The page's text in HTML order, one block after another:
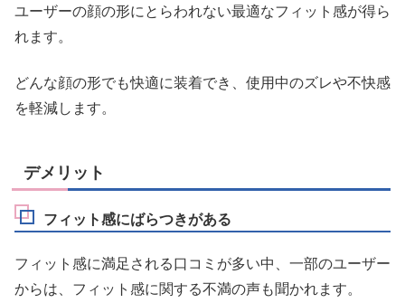
ユーザーの顔の形にとらわれない最適なフィット感が得ら
れます。
どんな顔の形でも快適に装着でき、使用中のズレや不快感
を軽減します。
デメリット
フィット感にばらつきがある
フィット感に満足される口コミが多い中、一部のユーザー
からは、フィット感に関する不満の声も聞かれます。